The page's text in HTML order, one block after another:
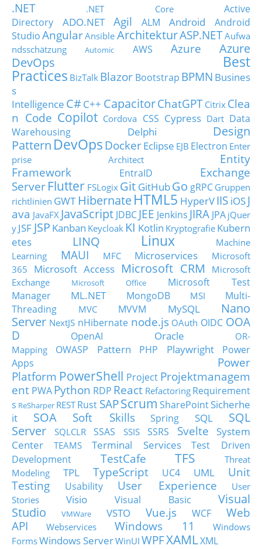
.NET .NET Core
Active
Directory
ADO.NET Agil ALM Android
Android
StudioAngularAnsible ArchitekturASP.NETAufwa
ndsschätzung
Automic AWS Azure
Azure
DevOps
Best
Practices BizTalk Blazor Bootstrap BPMN Busines
s
Intelligence C#C++ CapacitorChatGPT Citrix Clea
n Code Copilot Cordova CSS Cypress Dart Data
Warehousing
Delphi
Design
Pattern DevOps DockerEclipse EJB Electron Enter
prise Architect
Entity
Framework
EntraID
Exchange
Server Flutter FSLogix Git GitHubGo gRPC Gruppen
richtlinien GWT HibernateHTML5 HyperVIIS iOSJ
ava JavaFX JavaScript JDBC JEE Jenkins JIRA JPA jQuer
y JSF JSP Kanban Keycloak KI Kotlin Kryptografie Kubern
etes
LINQ Linux
Machine
Learning
MAUI MFC Microservices
Microsoft
365
Microsoft Access Microsoft CRM
Microsoft
Exchange
Microsoft Office
Microsoft Test
Manager
ML.NET MongoDB MSI
Multi-
Threading
MVC MVVM MySQL
Nano
Server NextJS nHibernate node.js OAuth OIDC OOA
D
OpenAI Oracle
OR-
Mapping
OWASP Pattern PHP Playwright
Power
Apps
Power
Platform PowerShell Project Projektmanagem
ent PWA Python RDP React Refactoring Requirement
s ReSharper RESTRust SAPScrum SharePointSicherhe
it
SOA Soft Skills Spring SQL
SQL
Server
SQLCLR SSAS SSIS SSRS Svelte
System
Center
TEAMS Terminal Services
Test Driven
Development
TestCafe TFS
Threat
Modeling
TPL TypeScript UC4 UML
Unit
Testing
Usability User Experience
User
Stories
Visio Visual Basic
Visual
Studio
VMWare VSTO Vue.js WCF
Web
API
Webservices Windows 11
Windows
FormsWindows ServerWinUI WPFXAMLXML